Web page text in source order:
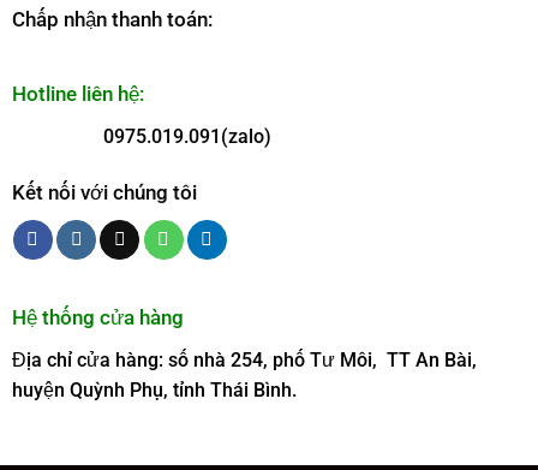
Chấp nhận thanh toán:
Hotline liên hệ:
0975.019.091(zalo)
Kết nối với chúng tôi
Hệ thống cửa hàng
Địa chỉ cửa hàng: số nhà 254, phố Tư Môi, TT An Bài,
huyện Quỳnh Phụ, tỉnh Thái Bình.